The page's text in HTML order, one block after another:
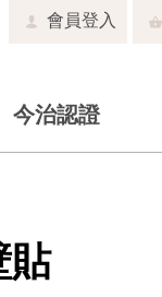
今治認證
會員登入
貼